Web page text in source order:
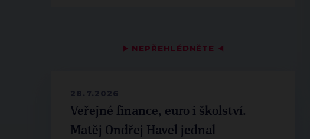
▶ NEPŘEHLÉDNĚTE ◀
28.7.2026
Veřejné finance, euro i školství.
Matěj Ondřej Havel jednal